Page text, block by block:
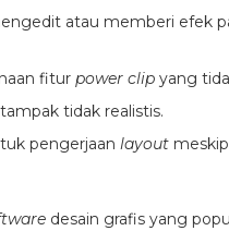
atau memberi efek
fitur power clip yang
tidak realistis.
pengerjaan layout
desain grafis yang